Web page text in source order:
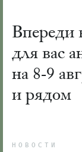
Впереди
для вас
на 8-9
и рядом
НОВОСТИ